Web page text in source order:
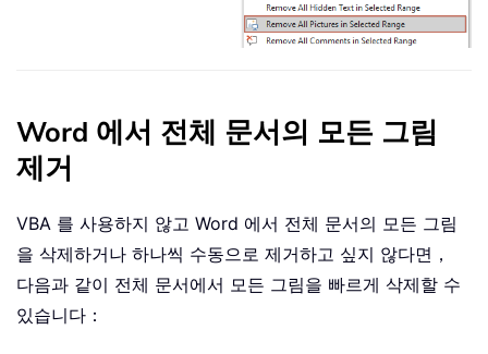
Word 에서 전체 문서의 모든 그림
제거
VBA 를 사용하지 않고 Word 에서 전체 문서의 모든 그림
을 삭제하거나 하나씩 수동으로 제거하고 싶지 않다면，
다음과 같이 전체 문서에서 모든 그림을 빠르게 삭제할 수
있습니다：